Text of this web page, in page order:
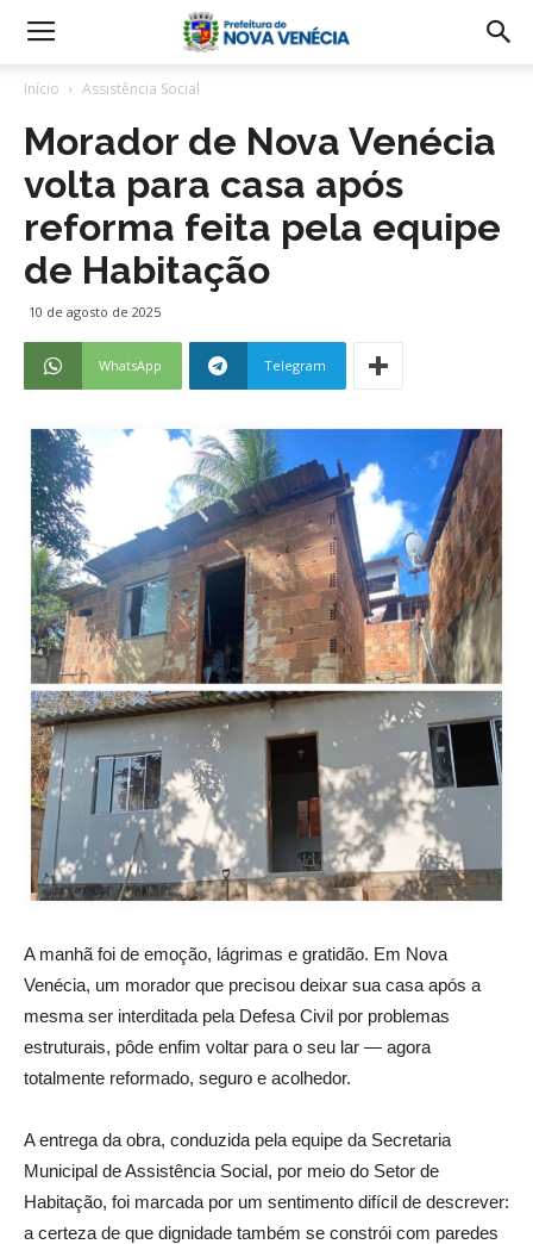
Início Assistência Social
Morador de Nova Venécia
volta para casa após
reforma feita pela equipe
de Habitação
10 de agosto de 2025
WhatsApp Telegram
A manhã foi de emoção, lágrimas e gratidão. Em Nova
Venécia, um morador que precisou deixar sua casa após a
mesma ser interditada pela Defesa Civil por problemas
estruturais, pôde enfim voltar para o seu lar — agora
totalmente reformado, seguro e acolhedor.
A entrega da obra, conduzida pela equipe da Secretaria
Municipal de Assistência Social, por meio do Setor de
Habitação, foi marcada por um sentimento difícil de descrever:
a certeza de que dignidade também se constrói com paredes